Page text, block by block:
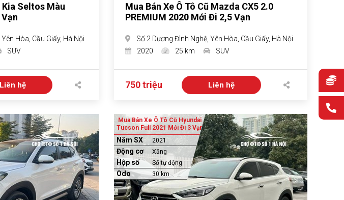
Kia Seltos Màu
Hòa, Cầu Giấy, Hà Nội
SUV
Liên hệ
Mua Bán Xe Ô Tô Cũ Mazda CX5 2.0
PREMIUM 2020 Mới Đi 2,5 Vạn
Số 2 Dương Đình Nghệ, Yên Hòa, Cầu Giấy, Hà Nội
2020
25 km SUV
750 triệu Liên hệ
Mua Bán Xe Ô Tô Cũ Hyundai
Tucson Full 2021 Mới Đi 3 Vạn
Năm SX 2021
Động cơ Xăng
Hộp số Số tự động
Odo 30 km